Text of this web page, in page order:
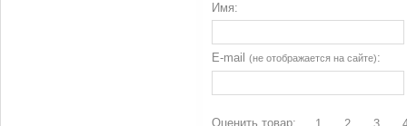
Имя:
E-mail (не отображается на сайте):
Оценить товар: